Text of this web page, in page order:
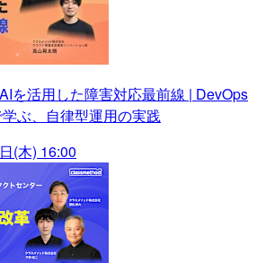
を活用した障害対応最前線 | DevOps
ぶ、自律型運用の実践
(木) 16:00